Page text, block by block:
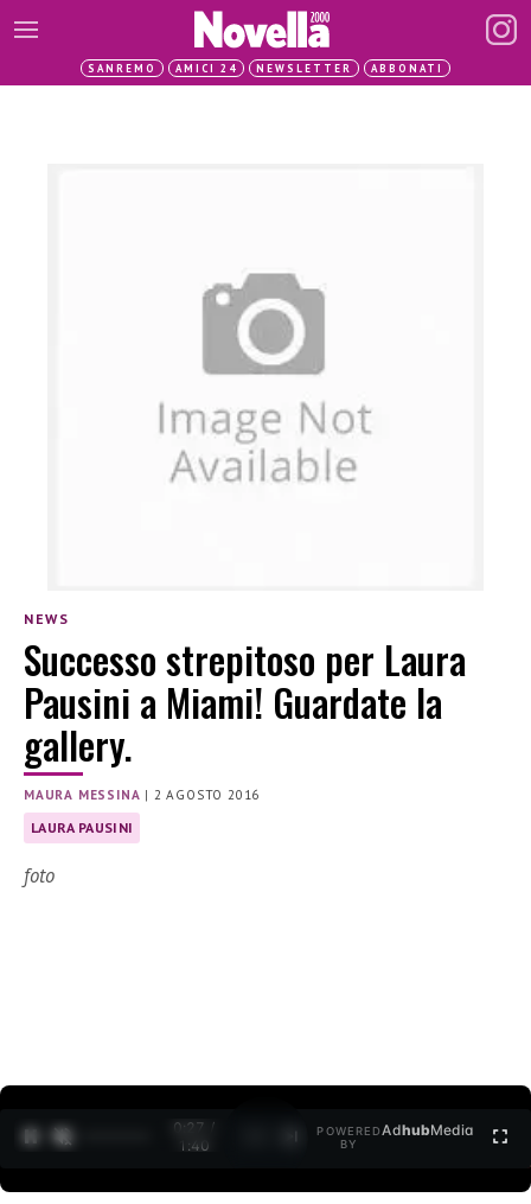
SANREMO AMICI 24 NEWSLETTER ABBONATI
NEWS
Successo strepitoso per Laura
Pausini a Miami! Guardate la
gallery.
MAURA MESSINA | 2 AGOSTO 2016
LAURA PAUSINI
foto
0:27 /
1:40
POWERED
BY
AdhubMedia